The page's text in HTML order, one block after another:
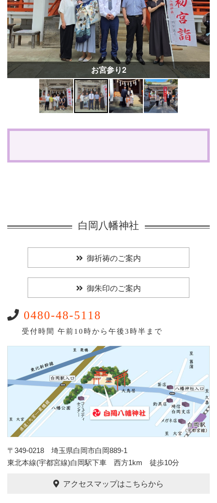
お宮参り2
白岡八幡神社
御祈祷のご案内
御朱印のご案内
0480-48-5118
受付時間 午前10時から午後3時半まで
〒349-0218 埼玉県白岡市白岡889-1
東北本線(宇都宮線)白岡駅下車 西方1km 徒歩10分
アクセスマップはこちらから